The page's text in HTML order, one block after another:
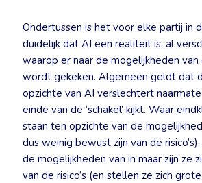
Ondertussen is het voor elke partij in
duidelijk dat AI een realiteit is, al
waarop er naar de mogelijkheden
wordt gekeken. Algemeen geldt dat
opzichte van AI verslechtert
einde van de ‘schakel’ kijkt. Waar
staan ten opzichte van de
dus weinig bewust zijn van de
de mogelijkheden van in maar zijn ze
van de risico’s (en stellen ze zich